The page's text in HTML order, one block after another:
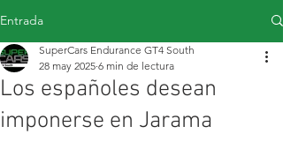
Entrada
Los españoles desean
imponerse en Jarama
SuperCars Endurance GT4 South
28 may 2025 6 min de lectura